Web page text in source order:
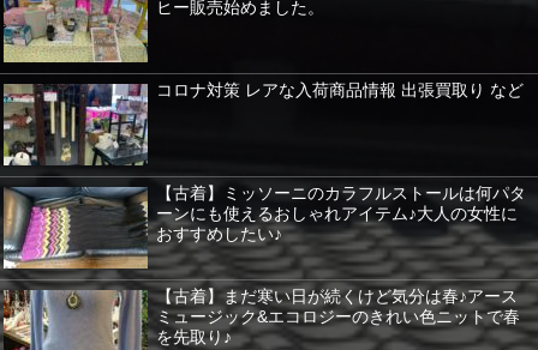
ヒー販売始めました。
コロナ対策 レアな入荷商品情報 出張買取り など
【古着】ミッソーニのカラフルストールは何パタ
ーンにも使えるおしゃれアイテム♪大人の女性に
おすすめしたい♪
【古着】まだ寒い日が続くけど気分は春♪アース
ミュージック&エコロジーのきれい色ニットで春
を先取り♪